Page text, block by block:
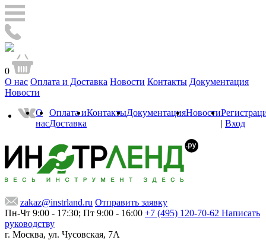
0
О нас Оплата и Доставка Новости Контакты Документация
Новости
О
нас
Оплата и
Доставка
КонтактыДокументацияНовости
| Вход
zakaz@instrland.ru Отправить заявку
Пн-Чт 9:00 - 17:30; Пт 9:00 - 16:00 +7 (495) 120-70-62 Написать
руководству
г. Москва, ул. Чусовская, 7А